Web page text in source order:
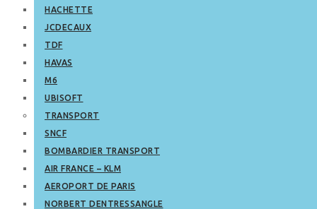
HACHETTE
JCDECAUX
TDF
HAVAS
M6
UBISOFT
TRANSPORT
SNCF
BOMBARDIER TRANSPORT
AIR FRANCE – KLM
AEROPORT DE PARIS
NORBERT DENTRESSANGLE